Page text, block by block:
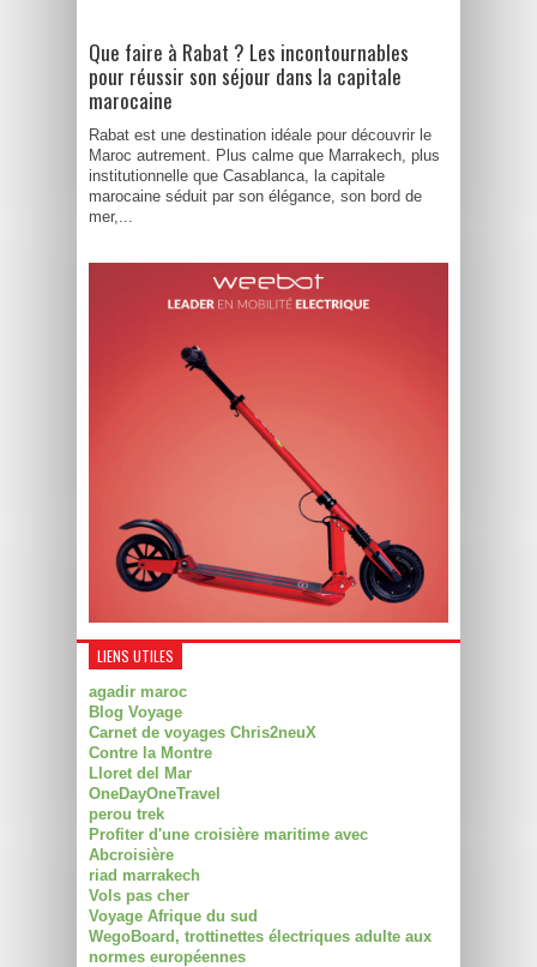
Que faire à Rabat ? Les incontournables
pour réussir son séjour dans la capitale
marocaine
Rabat est une destination idéale pour découvrir le
Maroc autrement. Plus calme que Marrakech, plus
institutionnelle que Casablanca, la capitale
marocaine séduit par son élégance, son bord de
mer,...
LIENS UTILES
agadir maroc
Blog Voyage
Carnet de voyages Chris2neuX
Contre la Montre
Lloret del Mar
OneDayOneTravel
perou trek
Profiter d'une croisière maritime avec
Abcroisière
riad marrakech
Vols pas cher
Voyage Afrique du sud
WegoBoard, trottinettes électriques adulte aux
normes européennes